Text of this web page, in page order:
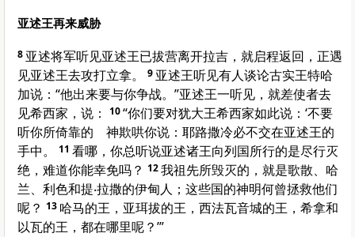
亚述王再来威胁
8 亚述将军听见亚述王已拔营离开拉吉 ，就启程返回，正遇
见亚述王去攻打立拿。 9 亚述王听见有人谈论古实王特哈
加说：“他出来要与你争战。”亚述王一听见，就差使者去
见希西家 ，说： 10“你们要对犹大王希西家如此说：‘不要
听你所倚靠的 神欺哄你说： 耶路撒冷必不交在亚述王的
手中。
11 看哪，你总听说亚述诸王向列国所行的是尽行灭
绝，难道你能幸免吗？ 12我祖先所毁灭的，就是歌散、 哈
兰、 利色和提‧拉撒的伊甸人；这些国的神明何曾拯救他们
呢？ 13 哈马的王， 亚珥拔的王， 西法瓦音城的王， 希拿和
以瓦的王，都在哪里呢？’”